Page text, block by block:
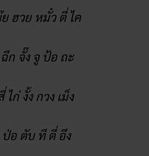
เหลียง เปียง ไป๊
เก่ง บ่อ ฮุ๊ง ตี่
ฉีก จั๊ง จู ป้อ ถะ